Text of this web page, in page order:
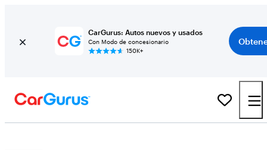
CarGurus: Autos nuevos y usados
Con Modo de concesionario
150K+